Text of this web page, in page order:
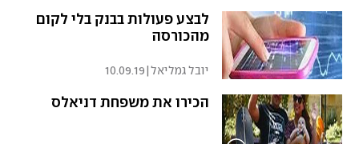
לבצע פעולות בבנק בלי לקום
מהכורסה
יובל גמליאל|
10.09.19
הכירו את משפחת דניאלס